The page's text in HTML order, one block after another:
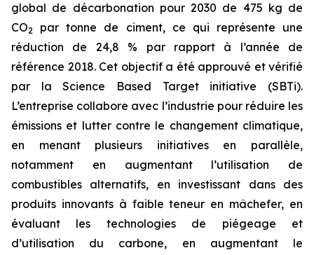
global de décarbonation pour 2030 de 475 kg de
CO2
par tonne de ciment, ce qui représente une
réduction de 24,8 % par rapport à l’année de
référence 2018. Cet objectif a été approuvé et vérifié
par la Science Based Target initiative (SBTi).
L’entreprise collabore avec l’industrie pour réduire les
émissions et lutter contre le changement climatique,
en menant plusieurs initiatives en parallèle,
notamment en augmentant l’utilisation de
combustibles alternatifs, en investissant dans des
produits innovants à faible teneur en mâchefer, en
évaluant les technologies de piégeage et
d’utilisation du carbone, en augmentant le